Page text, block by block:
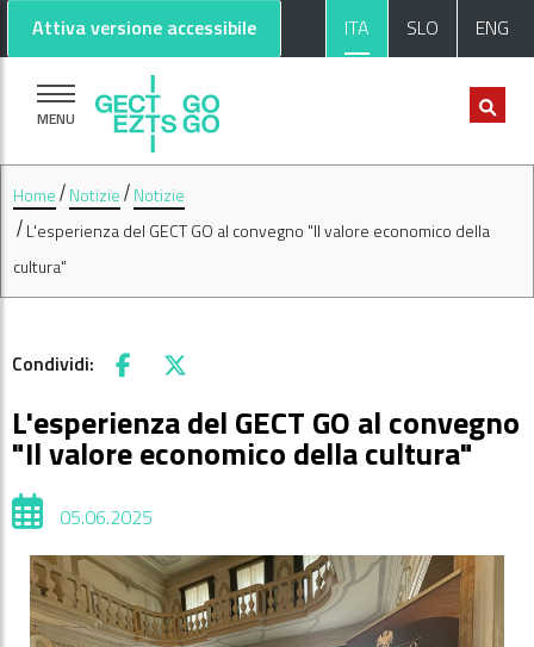
Vai al contenuto principale
Vai al footer
Attiva versione accessibile ITA SLO ENG
MENU
Home Notizie
Notizie
L'esperienza del GECT GO al convegno "Il valore economico della
cultura"
Condividi: Facebook
X
L'esperienza del GECT GO al convegno
"Il valore economico della cultura"
05.06.2025